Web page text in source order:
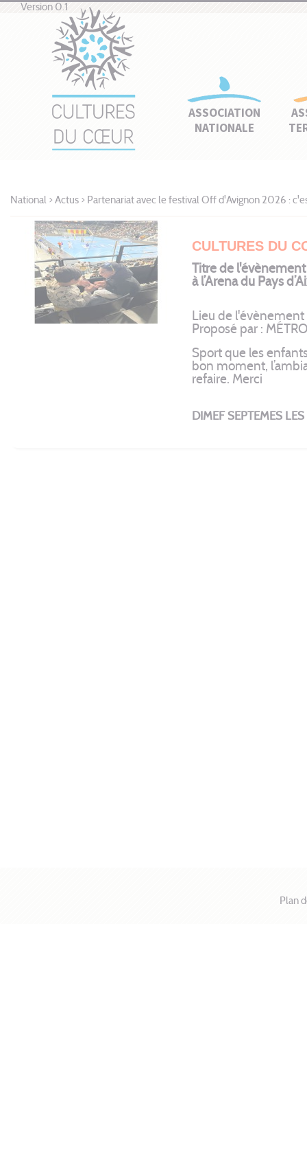
Version 0.1
ASSOCIATION
NATIONALE
National > Actus > Partenariat avec le festival Off d'Avignon 2026 :
CULTURES DU
Titre de
à l’Arena du Pays
Lieu de
Proposé par :
Sport que les
bon moment,
refaire. Merci
DIMEF SEPTEMES
Plan